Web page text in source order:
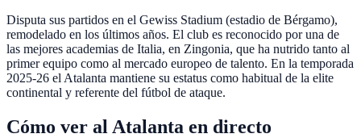
Disputa sus partidos en el Gewiss Stadium (estadio de Bérgamo),
remodelado en los últimos años. El club es reconocido por una de
las mejores academias de Italia, en Zingonia, que ha nutrido tanto al
primer equipo como al mercado europeo de talento. En la temporada
2025-26 el Atalanta mantiene su estatus como habitual de la elite
continental y referente del fútbol de ataque.
Cómo ver al Atalanta en directo